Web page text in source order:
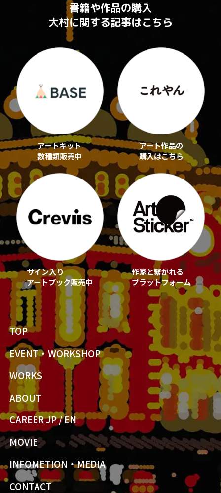
書籍や作品の購入
大村に関する記事はこちら
アートキット
数種類販売中
アート作品の
購入はこちら
サイン入り
アートブック販売中
作家と繋がれる
プラットフォーム
TOP
EVENT・WORKSHOP
WORKS
ABOUT
CAREER JP/EN
MOVIE
INFOMETION・MEDIA
CONTACT